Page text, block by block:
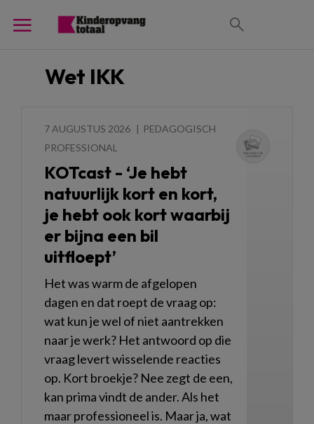
Wet IKK
7 AUGUSTUS 2026
PEDAGOGISCH
PROFESSIONAL
KOTcast - ‘Je hebt
natuurlijk kort en kort,
je hebt ook kort waarbij
er bijna een bil
uitfloept’
Het was warm de afgelopen
dagen en dat roept de vraag op:
wat kun je wel of niet aantrekken
naar je werk? Het antwoord op die
vraag levert wisselende reacties
op. Kort broekje? Nee zegt de een,
kan prima vindt de ander. Als het
maar professioneel is. Maar ja, wat